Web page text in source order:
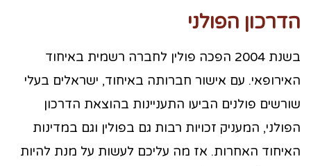
הדרכון הפולני
בשנת 2004 הפכה פולין לחברה רשמית באיחוד
האירופאי. עם אישור חברותה באיחוד, ישראלים בעלי
שורשים פולנים הביעו התעניינות בהוצאת הדרכון
הפולני, המעניק זכויות רבות גם בפולין וגם במדינות
האיחוד האחרות. אז מה עליכם לעשות על מנת להיות